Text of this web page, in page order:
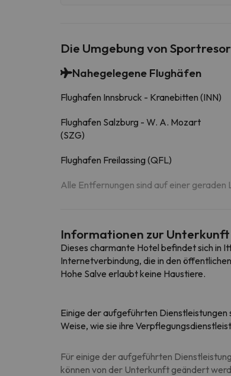
Die Umgebung von
Nahegelegene Flughäfen
Flughafen Innsbruck - Kranebitten (INN)
Flughafen Salzburg - W. A. Mozart
(SZG)
Flughafen Freilassing (QFL)
Alle Entfernungen sind auf einer
Informationen zur Unterkunft
Dieses charmante Hotel befindet sich in
Internetverbindung, die in den
Hohe Salve erlaubt keine Haustiere.
Einige der aufgeführten
Weise, wie sie ihre
Für einige der aufgeführten
können von der Unterkunft geändert